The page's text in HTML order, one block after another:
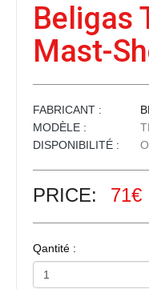
Beligas
Mast-
FABRICANT :
MODÈLE :
DISPONIBILITÉ :
PRICE: 71€
Qantité :